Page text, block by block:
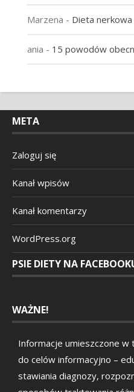
Marzena - Dieta
ania - 15 powodów
META
Zaloguj się
Kanał wpisów
Kanał komentarzy
WordPress.org
PSIE DIETY NA
WAŻNE!
Informacje umieszczone w
do celów informacyjno –
stawiania diagnozy,